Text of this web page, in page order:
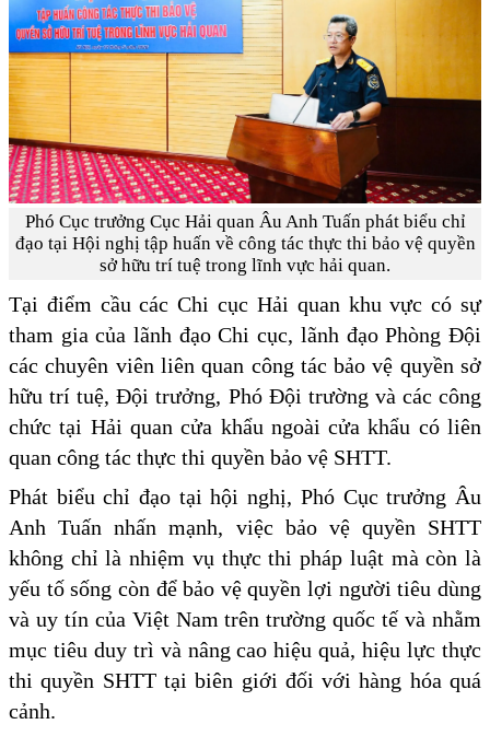
Phó Cục trưởng Cục Hải quan Âu Anh Tuấn phát biểu chỉ
đạo tại Hội nghị tập huấn về công tác thực thi bảo vệ quyền
sở hữu trí tuệ trong lĩnh vực hải quan.
Tại điểm cầu các Chi cục Hải quan khu vực có sự
tham gia của lãnh đạo Chi cục, lãnh đạo Phòng Đội
các chuyên viên liên quan công tác bảo vệ quyền sở
hữu trí tuệ, Đội trưởng, Phó Đội trường và các công
chức tại Hải quan cửa khẩu ngoài cửa khẩu có liên
quan công tác thực thi quyền bảo vệ SHTT.
Phát biểu chỉ đạo tại hội nghị, Phó Cục trưởng Âu
Anh Tuấn nhấn mạnh, việc bảo vệ quyền SHTT
không chỉ là nhiệm vụ thực thi pháp luật mà còn là
yếu tố sống còn để bảo vệ quyền lợi người tiêu dùng
và uy tín của Việt Nam trên trường quốc tế và nhằm
mục tiêu duy trì và nâng cao hiệu quả, hiệu lực thực
thi quyền SHTT tại biên giới đối với hàng hóa quá
cảnh.